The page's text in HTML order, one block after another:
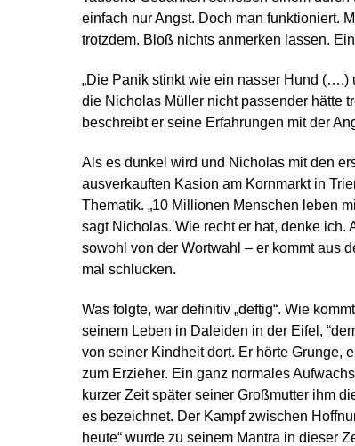
einfach nur Angst. Doch man funktioniert.
trotzdem. Bloß nichts anmerken lassen.
„Die Panik stinkt wie ein nasser Hund (….)
die Nicholas Müller nicht passender hätte
beschreibt er seine Erfahrungen mit der
Als es dunkel wird und Nicholas mit den
ausverkauften Kasion am Kornmarkt in
Thematik. „10 Millionen Menschen leben
sagt Nicholas. Wie recht er hat, denke ich.
sowohl von der Wortwahl – er kommt aus
mal schlucken.
Was folgte, war definitiv „deftig“. Wie
seinem Leben in Daleiden in der Eifel,
von seiner Kindheit dort. Er hörte Grunge,
zum Erzieher. Ein ganz normales
kurzer Zeit später seiner Großmutter ihm
es bezeichnet. Der Kampf zwischen
heute“ wurde zu seinem Mantra in dieser